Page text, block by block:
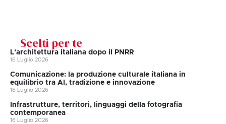
Scelti per te
L’architettura italiana dopo il PNRR
16 Luglio 2026
Comunicazione: la produzione culturale italiana in
equilibrio tra AI, tradizione e innovazione
16 Luglio 2026
Infrastrutture, territori, linguaggi della fotografia
contemporanea
16 Luglio 2026